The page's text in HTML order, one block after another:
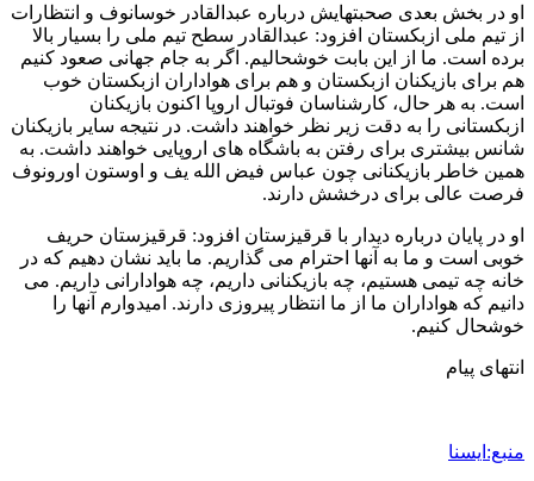
او در بخش بعدی صحبتهایش درباره عبدالقادر خوسانوف و انتظارات
از تیم ملی ازبکستان افزود: عبدالقادر سطح تیم ملی را بسیار بالا
برده است. ما از این بابت خوشحالیم. اگر به جام جهانی صعود کنیم
هم برای بازیکنان ازبکستان و هم برای هواداران ازبکستان خوب
است. به هر حال، کارشناسان فوتبال اروپا اکنون بازیکنان
ازبکستانی را به دقت زیر نظر خواهند داشت. در نتیجه سایر بازیکنان
شانس بیشتری برای رفتن به باشگاه های اروپایی خواهند داشت. به
همین خاطر بازیکنانی چون عباس فیض الله یف و اوستون اورونوف
فرصت عالی برای درخشش دارند.
او در پایان درباره دیدار با قرقیزستان افزود: قرقیزستان حریف
خوبی است و ما به آنها احترام می گذاریم. ما باید نشان دهیم که در
خانه چه تیمی هستیم، چه بازیکنانی داریم، چه هوادارانی داریم. می
دانیم که هواداران ما از ما انتظار پیروزی دارند. امیدوارم آنها را
خوشحال کنیم.
انتهای پیام
منبع:ایسنا